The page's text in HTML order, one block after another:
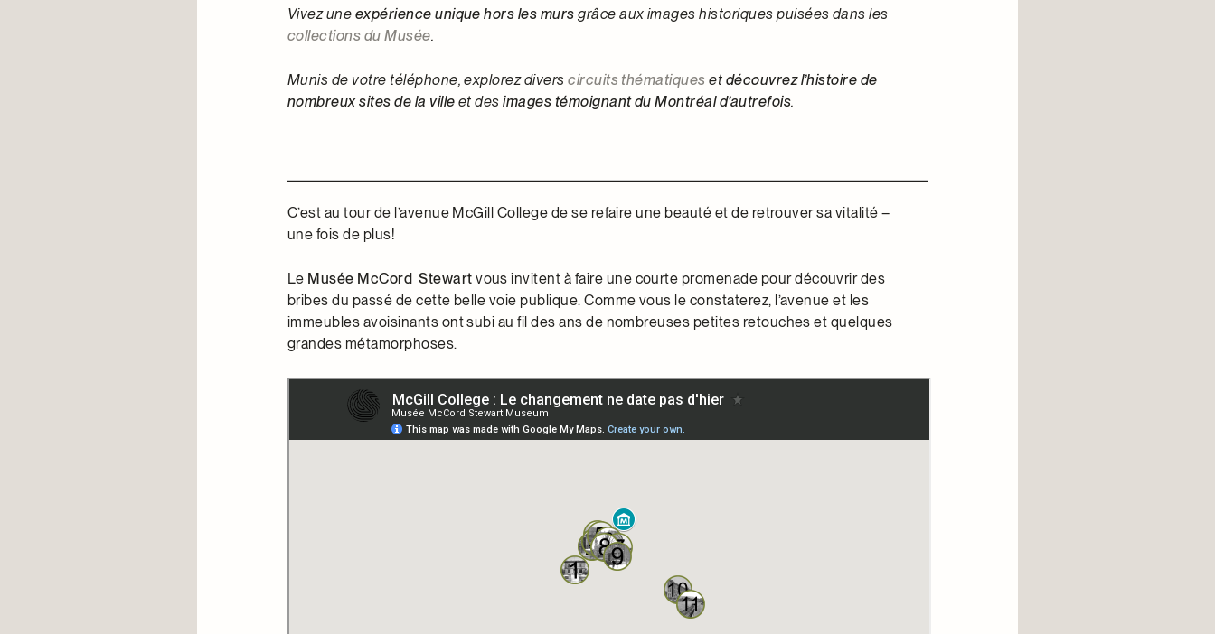
Vivez une expérience unique hors les murs grâce aux images historiques puisées dans les
collections du Musée.
Munis de votre téléphone, explorez diverscircuits thématiques et découvrez l’histoire de
nombreux sites de la ville et desimages témoignant du Montréal d’autrefois.
C’est au tour de l’avenue McGill College de se refaire une beauté et de retrouver sa vitalité –
une fois de plus!
Le Musée McCord Stewartvous invitent à faire une courte promenade pour découvrir des
bribes du passé de cette belle voie publique. Comme vous le constaterez, l’avenue et les
immeubles avoisinants ont subi au fil des ans de nombreuses petites retouches et quelques
grandes métamorphoses.